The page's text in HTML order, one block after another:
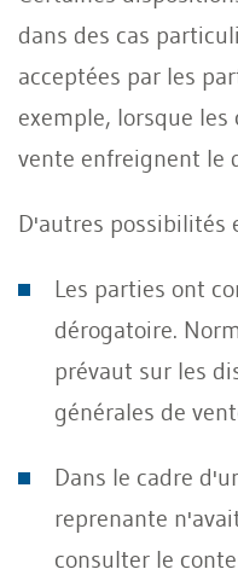
dans des cas
acceptées par les
exemple, lorsque
vente enfreignent le
D'autres possibilités
Les parties ont
dérogatoire.
prévaut sur les
générales de
Dans le cadre
reprenante
consulter le